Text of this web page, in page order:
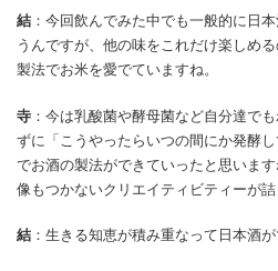
結 ：今回飲んでみた中でも一般的に日
うんですが、他の味をこれだけ楽しめ
製法でお米を愛でていますね。
寺 ：今は乳酸菌や酵母菌など自分達で
ずに「こうやったらいつの間にか発酵
でお酒の製法ができていったと思いま
像もつかないクリエイティビティーが詰
結 ：生きる知恵が積み重なって日本酒